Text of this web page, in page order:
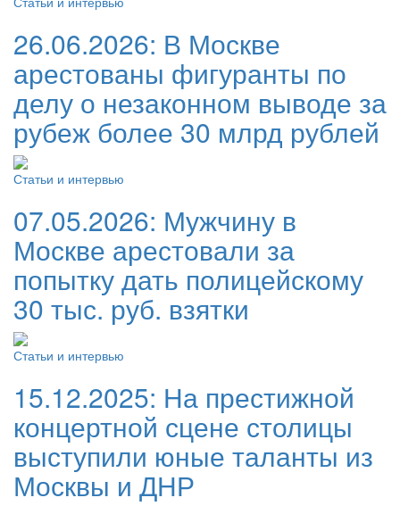
26.06.2026: В Москве
арестованы фигуранты по
делу о незаконном выводе за
рубеж более 30 млрд рублей
Статьи и интервью
07.05.2026: Мужчину в
Москве арестовали за
попытку дать полицейскому
30 тыс. руб. взятки
Статьи и интервью
15.12.2025: На престижной
концертной сцене столицы
выступили юные таланты из
Москвы и ДНР